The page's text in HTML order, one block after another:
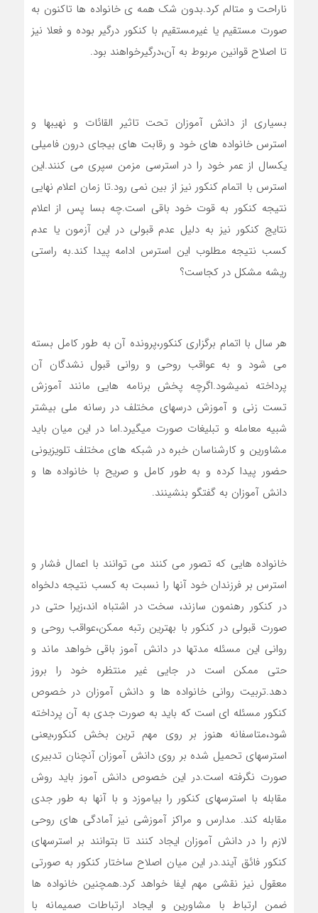
ناراحت و متالم کرد.بدون شک همه ی خانواده ها تاکنون به
صورت مستقیم یا غیرمستقیم با کنکور درگیر بوده و فعلا نیز
تا اصلاح قوانین مربوط به آن،درگیرخواهند بود.
بسیاری از دانش آموزان تحت تاثیر القائات و نهیبها و
استرس خانواده های خود و رقابت های بیجای درون فامیلی
یکسال از عمر خود را در استرسی مزمن سپری می کنند.این
استرس با اتمام کنکور نیز از بین نمی رود.تا زمان اعلام نهایی
نتیجه کنکور به قوت خود باقی است.چه بسا پس از اعلام
نتایج کنکور نیز به دلیل عدم قبولی در این آزمون یا عدم
کسب نتیجه مطلوب این استرس ادامه پیدا کند.به راستی
ریشه مشکل در کجاست؟
هر سال با اتمام برگزاری کنکور،پرونده آن به طور کامل بسته
می شود و به عواقب روحی و روانی قبول نشدگان آن
پرداخته نمیشود.اگرچه پخش برنامه هایی مانند آموزش
تست زنی و آموزش درسهای مختلف در رسانه ملی بیشتر
شبیه معامله و تبلیغات صورت میگیرد.اما در این میان باید
مشاورین و کارشناسان خبره در شبکه های مختلف تلویزیونی
حضور پیدا کرده و به طور کامل و صریح با خانواده ها و
دانش آموزان به گفتگو بنشینند.
خانواده هایی که تصور می کنند می توانند با اعمال فشار و
استرس بر فرزندان خود آنها را نسبت به کسب نتیجه دلخواه
در کنکور رهنمون سازند، سخت در اشتباه اند،زیرا حتی در
صورت قبولی در کنکور با بهترین رتبه ممکن،عواقب روحی و
روانی این مسئله مدتها در دانش آموز باقی خواهد ماند و
حتی ممکن است در جایی غیر منتظره خود را بروز
دهد.تربیت روانی خانواده ها و دانش آموزان در خصوص
کنکور مسئله ای است که باید به صورت جدی به آن پرداخته
شود،متاسفانه هنوز بر روی مهم ترین بخش کنکور،یعنی
استرسهای تحمیل شده بر روی دانش آموزان آنچنان تدبیری
صورت نگرفته است.در این خصوص دانش آموز باید روش
مقابله با استرسهای کنکور را بیاموزد و با آنها به طور جدی
مقابله کند. مدارس و مراکز آموزشی نیز آمادگی های روحی
لازم را در دانش آموزان ایجاد کنند تا بتوانند بر استرسهای
کنکور فائق آیند.در این میان اصلاح ساختار کنکور به صورتی
معقول نیز نقشی مهم ایفا خواهد کرد.همچنین خانواده ها
ضمن ارتباط با مشاورین و ایجاد ارتباطات صمیمانه با